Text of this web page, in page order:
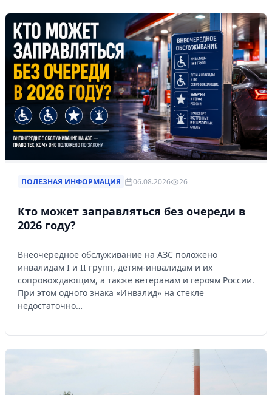
ПОЛЕЗНАЯ ИНФОРМАЦИЯ 06.08.2026 26
Кто может заправляться без очереди в
2026 году?
Внеочередное обслуживание на АЗС положено
инвалидам I и II групп, детям-инвалидам и их
сопровождающим, а также ветеранам и героям России.
При этом одного знака «Инвалид» на стекле
недостаточно…